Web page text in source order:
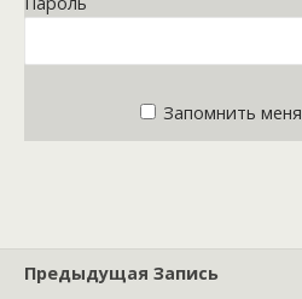
Запомнить меня
Предыдущая Запись